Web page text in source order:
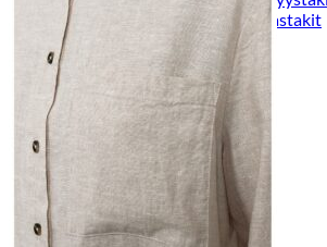
Miesten villakangastakit
Miesten talvitakit
NAISET
Naisten paidat
Naisten colleget
Paidat, tunikat ja jakut
Trikoopaidat
Naisten puserot
Tunikat
Jakut ja liivit
Naisten neuleet